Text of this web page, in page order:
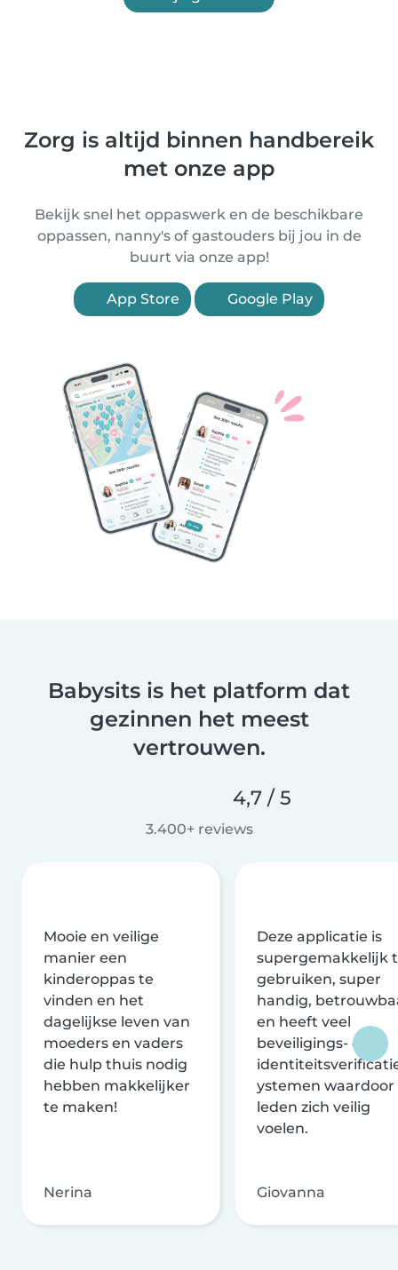
Zorg is altijd binnen handbereik
met onze app
Bekijk snel het oppaswerk en de beschikbare
oppassen, nanny's of gastouders bij jou in de
buurt via onze app!
App Store Google Play
Babysits is het platform dat
gezinnen het meest
vertrouwen.
4,7 / 5
3.400+ reviews
Mooie en veilige
manier een
kinderoppas te
vinden en het
dagelijkse leven van
moeders en vaders
die hulp thuis nodig
hebben makkelijker
te maken!
Nerina
Deze applicatie is
supergemakkelijk
gebruiken, super
handig,
en heeft veel
beveiligings- en
ystemen waardoor
leden zich veilig
voelen.
Giovanna